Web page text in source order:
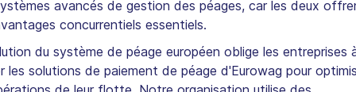
avancés de gestion des péages, car les deux
concurrentiels essentiels.
du système de péage européen oblige les entreprises
les solutions de paiement de péage d'Eurowag pour